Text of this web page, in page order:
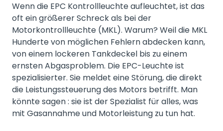
Wenn die EPC Kontrollleuchte aufleuchtet, ist das
oft ein größerer Schreck als bei der
Motorkontrollleuchte (MKL). Warum? Weil die MKL
Hunderte von möglichen Fehlern abdecken kann,
von einem lockeren Tankdeckel bis zu einem
ernsten Abgasproblem. Die EPC-Leuchte ist
spezialisierter. Sie meldet eine Störung, die direkt
die Leistungssteuerung des Motors betrifft. Man
könnte sagen : sie ist der Spezialist für alles, was
mit Gasannahme und Motorleistung zu tun hat.